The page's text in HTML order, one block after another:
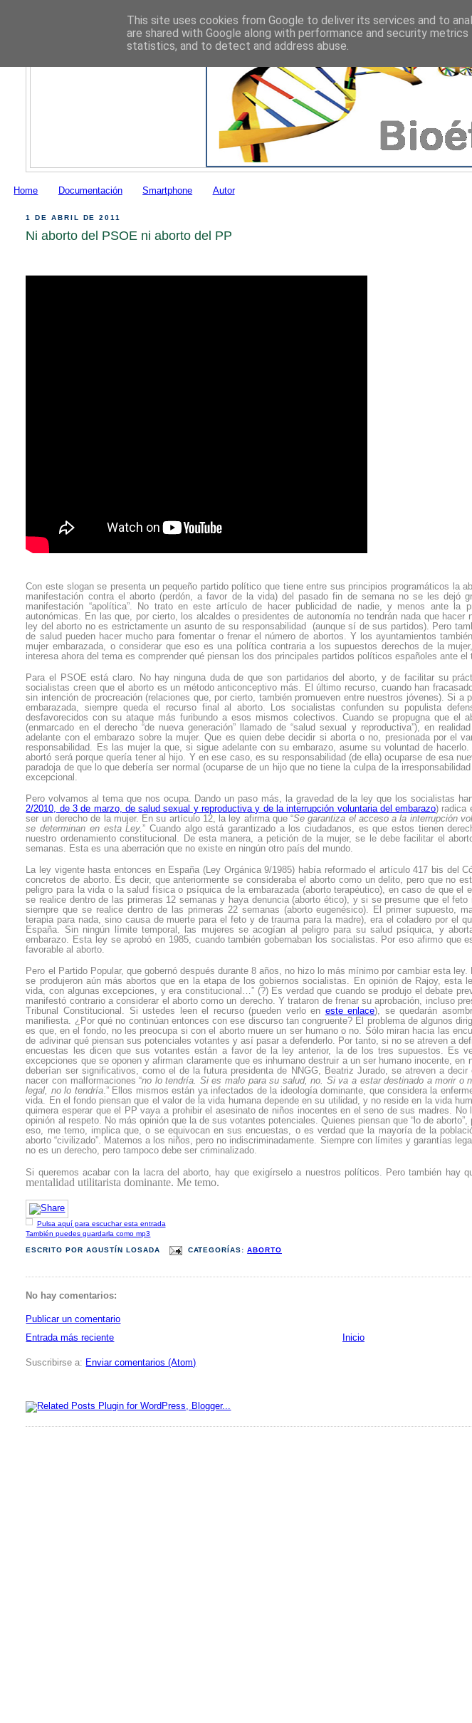
Home Documentación Smartphone Autor
1 DE ABRIL DE 2011
Ni aborto del PSOE ni aborto del PP
Con este slogan se presenta un pequeño partido político que tiene entre sus principios programáticos la
manifestación contra el aborto (perdón, a favor de la vida) del pasado fin de semana no se les dejó
manifestación “apolítica”. No trato en este artículo de hacer publicidad de nadie, y menos ante la
autonómicas. En las que, por cierto, los alcaldes o presidentes de autonomía no tendrán nada que hacer
ley del aborto no es estrictamente un asunto de su responsabilidad (aunque sí de sus partidos). Pero
de salud pueden hacer mucho para fomentar o frenar el número de abortos. Y los ayuntamientos
mujer embarazada, o considerar que eso es una política contraria a los supuestos derechos de la
interesa ahora del tema es comprender qué piensan los dos principales partidos políticos españoles ante el
Para el PSOE está claro. No hay ninguna duda de que son partidarios del aborto, y de facilitar su
socialistas creen que el aborto es un método anticonceptivo más. El último recurso, cuando han
sin intención de procreación (relaciones que, por cierto, también promueven entre nuestros jóvenes). Si a
embarazada, siempre queda el recurso final al aborto. Los socialistas confunden su populista
desfavorecidos con su ataque más furibundo a esos mismos colectivos. Cuando se propugna que el
(enmarcado en el derecho “de nueva generación” llamado de “salud sexual y reproductiva”), en
adelante con el embarazo sobre la mujer. Que es quien debe decidir si aborta o no, presionada por el
responsabilidad. Es las mujer la que, si sigue adelante con su embarazo, asume su voluntad de
abortó será porque quería tener al hijo. Y en ese caso, es su responsabilidad (de ella) ocuparse de esa
paradoja de que lo que debería ser normal (ocuparse de un hijo que no tiene la culpa de la
excepcional.
Pero volvamos al tema que nos ocupa. Dando un paso más, la gravedad de la ley que los socialistas
2/2010, de 3 de marzo, de salud sexual y reproductiva y de la interrupción voluntaria del embarazo) radica
ser un derecho de la mujer. En su artículo 12, la ley afirma que “Se garantiza el acceso a la interrupción
se determinan en esta Ley.” Cuando algo está garantizado a los ciudadanos, es que estos tienen
nuestro ordenamiento constitucional. De esta manera, a petición de la mujer, se le debe facilitar el
semanas. Esta es una aberración que no existe en ningún otro país del mundo.
La ley vigente hasta entonces en España (Ley Orgánica 9/1985) había reformado el artículo 417 bis del
concretos de aborto. Es decir, que anteriormente se consideraba el aborto como un delito, pero que no
peligro para la vida o la salud física o psíquica de la embarazada (aborto terapéutico), en caso de que el
se realice dentro de las primeras 12 semanas y haya denuncia (aborto ético), y si se presume que el
siempre que se realice dentro de las primeras 22 semanas (aborto eugenésico). El primer supuesto,
terapia para nada, sino causa de muerte para el feto y de trauma para la madre), era el coladero por el
España. Sin ningún límite temporal, las mujeres se acogían al peligro para su salud psíquica, y
embarazo. Esta ley se aprobó en 1985, cuando también gobernaban los socialistas. Por eso afirmo que
favorable al aborto.
Pero el Partido Popular, que gobernó después durante 8 años, no hizo lo más mínimo por cambiar esta
se produjeron aún más abortos que en la etapa de los gobiernos socialistas. En opinión de Rajoy, esta
vida, con algunas excepciones, y era constitucional…” (?) Es verdad que cuando se produjo el debate
manifestó contrario a considerar el aborto como un derecho. Y trataron de frenar su aprobación, incluso
Tribunal Constitucional. Si ustedes leen el recurso (pueden verlo en este enlace), se quedarán
manifiesta. ¿Por qué no continúan entonces con ese discurso tan congruente? El problema de algunos
es que, en el fondo, no les preocupa si con el aborto muere un ser humano o no. Sólo miran hacia las
de adivinar qué piensan sus potenciales votantes y así pasar a defenderlo. Por tanto, si no se atreven a
encuestas les dicen que sus votantes están a favor de la ley anterior, la de los tres supuestos. Es
excepciones que se oponen y afirman claramente que es inhumano destruir a un ser humano inocente, en
deberían ser significativos, como el de la futura presidenta de NNGG, Beatriz Jurado, se atreven a
nacer con malformaciones “no lo tendría. Si es malo para su salud, no. Si va a estar destinado a morir o
legal, no lo tendría.” Ellos mismos están ya infectados de la ideología dominante, que considera la
vida. En el fondo piensan que el valor de la vida humana depende en su utilidad, y no reside en la vida
quimera esperar que el PP vaya a prohibir el asesinato de niños inocentes en el seno de sus madres.
opinión al respeto. No más opinión que la de sus votantes potenciales. Quienes piensan que “lo de
eso, me temo, implica que, o se equivocan en sus encuestas, o es verdad que la mayoría de la
aborto “civilizado”. Matemos a los niños, pero no indiscriminadamente. Siempre con límites y garantías
no es un derecho, pero tampoco debe ser criminalizado.
Si queremos acabar con la lacra del aborto, hay que exigírselo a nuestros políticos. Pero también hay
mentalidad utilitarista dominante. Me temo.
Pulsa aquí para escuchar esta entrada
También puedes guardarla como mp3
ESCRITO PORAGUSTÍN LOSADA CATEGORÍAS:ABORTO
No hay comentarios:
Publicar un comentario
Entrada más reciente
Inicio
Suscribirse a: Enviar comentarios (Atom)
This site uses cookies from Google to deliver its services and to
are shared with Google along with performance and security
statistics, and to detect and address abuse.